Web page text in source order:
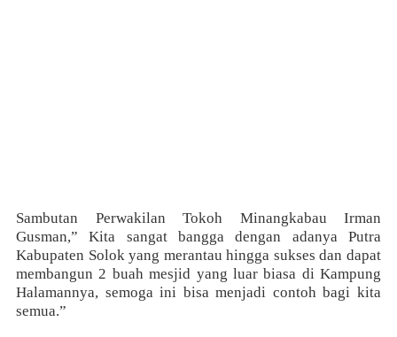
Sambutan Perwakilan Tokoh Minangkabau Irman
Gusman,” Kita sangat bangga dengan adanya Putra
Kabupaten Solok yang merantau hingga sukses dan dapat
membangun 2 buah mesjid yang luar biasa di Kampung
Halamannya, semoga ini bisa menjadi contoh bagi kita
semua.”